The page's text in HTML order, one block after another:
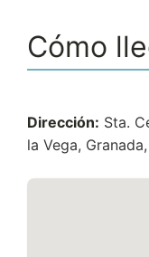
Cómo
Dirección: Sta.
la Vega,